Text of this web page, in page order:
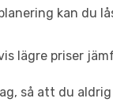
kan du
lägre priser
så att du